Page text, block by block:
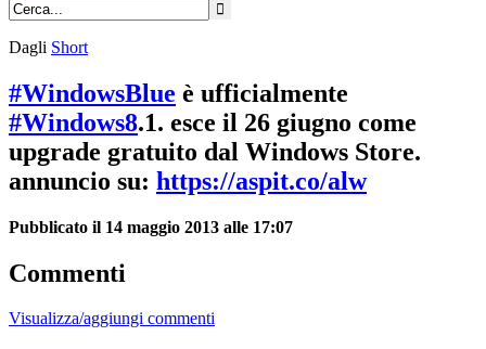
Dagli Short
#WindowsBlue è ufficialmente
#Windows8.1. esce il 26 giugno come
upgrade gratuito dal Windows Store.
annuncio su: https://aspit.co/alw
Pubblicato il 14 maggio 2013 alle 17:07
Commenti
Visualizza/aggiungi commenti